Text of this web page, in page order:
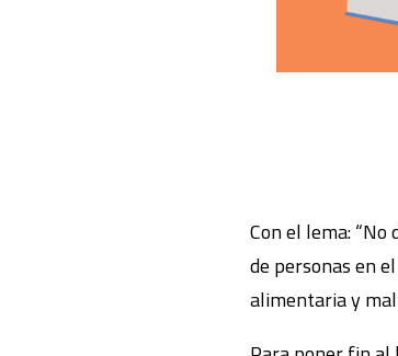
Con el lema:
de personas en
alimentaria y